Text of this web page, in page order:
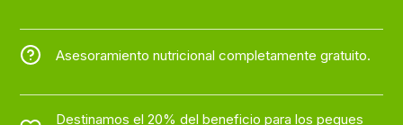
Asesoramiento nutricional completamente gratuito.
Destinamos el 20% del beneficio para los peques